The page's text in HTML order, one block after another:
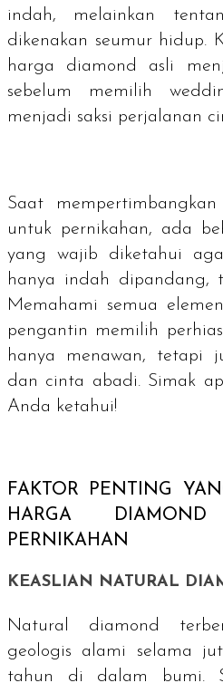
indah, melainkan
dikenakan seumur hidup.
harga diamond
asli
sebelum memilih
menjadi saksi perjalanan
Saat
untuk pernikahan, ada
yang wajib diketahui
hanya indah dipandang,
Memahami semua
pengantin memilih
hanya menawan, tetapi
dan cinta abadi. Simak
Anda ketahui!
FAKTOR PENTING
HARGA DIAMOND
PERNIKAHAN
KEASLIAN NATURAL
Natural diamond
geologis alami selama
tahun di dalam bumi.